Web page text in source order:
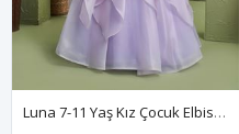
Luna 7-11 Yaş Kız Çocuk Elbise 30167 Lila